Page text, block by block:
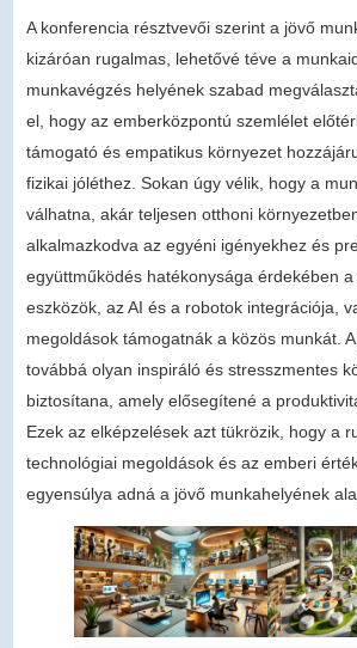
A konferencia résztvevői szerint a jövő
kizáróan rugalmas, lehetővé téve a
munkavégzés helyének szabad
el, hogy az emberközpontú szemlélet
támogató és empatikus környezet
fizikai jóléthez. Sokan úgy vélik, hogy a
válhatna, akár teljesen otthoni
alkalmazkodva az egyéni igényekhez és
együttműködés hatékonysága érdekében
eszközök, az AI és a robotok integrációja,
megoldások támogatnák a közös munkát.
továbbá olyan inspiráló és stresszmentes
biztosítana, amely elősegítené a
Ezek az elképzelések azt tükrözik, hogy a
technológiai megoldások és az emberi
egyensúlya adná a jövő munkahelyének